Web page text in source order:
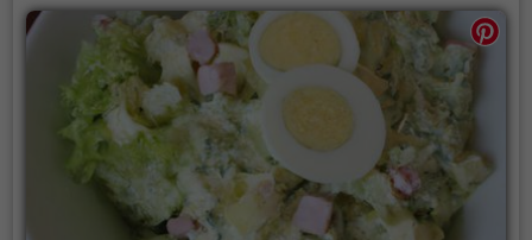
den Abend in angenehmer Gesellschaft ausklingen
zu lassen.